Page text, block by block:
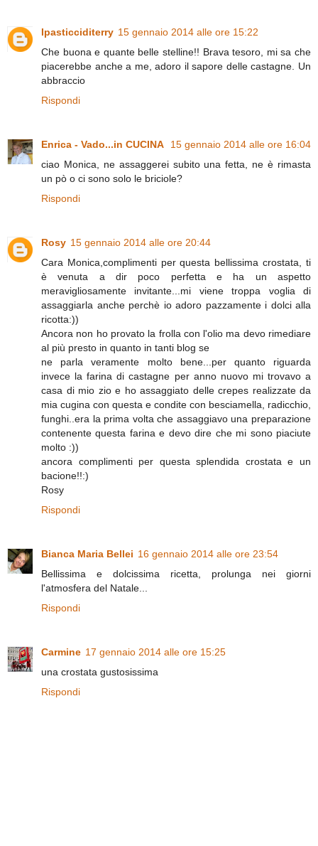
Ipasticciditerry 15 gennaio 2014 alle ore 15:22
Che buona e quante belle stelline!! Brava tesoro, mi sa che
piacerebbe anche a me, adoro il sapore delle castagne. Un
abbraccio
Rispondi
Enrica - Vado...in CUCINA
15 gennaio 2014 alle ore 16:04
ciao Monica, ne assaggerei subito una fetta, ne è rimasta
un pò o ci sono solo le briciole?
Rispondi
Rosy 15 gennaio 2014 alle ore 20:44
Cara Monica,complimenti per questa bellissima crostata, ti
è venuta a dir poco perfetta e ha un aspetto
meravigliosamente invitante...mi viene troppa voglia di
assaggiarla anche perchè io adoro pazzamente i dolci alla
ricotta:))
Ancora non ho provato la frolla con l'olio ma devo rimediare
al più presto in quanto in tanti blog se
ne parla veramente molto bene...per quanto riguarda
invece la farina di castagne per anno nuovo mi trovavo a
casa di mio zio e ho assaggiato delle crepes realizzate da
mia cugina con questa e condite con besciamella, radicchio,
funghi..era la prima volta che assaggiavo una preparazione
contenente questa farina e devo dire che mi sono piaciute
molto :))
ancora complimenti per questa splendida crostata e un
bacione!!:)
Rosy
Rispondi
Bianca Maria Bellei 16 gennaio 2014 alle ore 23:54
Bellissima e dolcissima ricetta, prolunga nei giorni
l'atmosfera del Natale...
Rispondi
Carmine 17 gennaio 2014 alle ore 15:25
una crostata gustosissima
Rispondi